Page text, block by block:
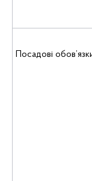
Посадові